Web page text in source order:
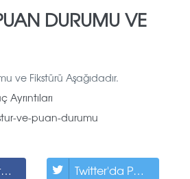
DURUMU VE
ve Fikstürü Aşağıdadır.
Ayrıntıları
ve-puan-durumu
Twitter'da Paylaş